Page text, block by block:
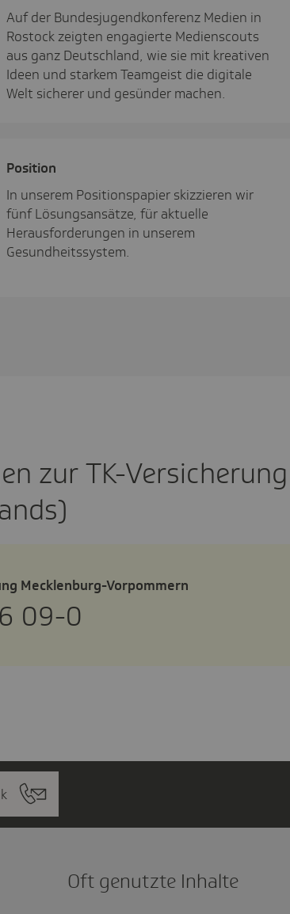
Auf der Bundes­ju­gend­kon­fe­renz Medien in
Rostock zeigten engagierte Medienscouts
aus ganz Deutschland, wie sie mit kreativen
Ideen und starkem Teamgeist die digitale
Welt sicherer und gesünder machen.
Posi­tion
In unserem Positionspapier skizzieren wir
fünf Lösungsansätze, für aktuelle
Herausforderungen in unserem
Gesundheitssystem.
zur TK-
Mecklenburg-Vorpommern
09-0
Oft genutzte Inhalte